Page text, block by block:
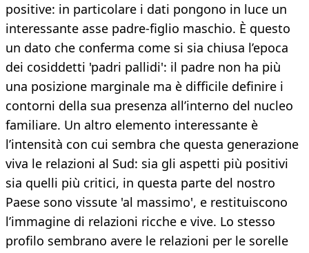
positive: in particolare i dati pongono in luce un
interessante asse padre-figlio maschio. È questo
un dato che conferma come si sia chiusa l’epoca
dei cosiddetti 'padri pallidi': il padre non ha più
una posizione marginale ma è difficile definire i
contorni della sua presenza all’interno del nucleo
familiare. Un altro elemento interessante è
l’intensità con cui sembra che questa generazione
viva le relazioni al Sud: sia gli aspetti più positivi
sia quelli più critici, in questa parte del nostro
Paese sono vissute 'al massimo', e restituiscono
l’immagine di relazioni ricche e vive. Lo stesso
profilo sembrano avere le relazioni per le sorelle